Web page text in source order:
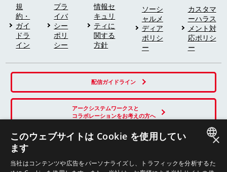
規
約・
ガイ
ドラ
イン
プラ
イバ
シー
ポリ
シー
情報セ
キュリ
ティに
関する
方針
ソーシ
ャルメ
ディア
ポリシ
ー
カスタマ
ーハラス
メント対
応ポリシ
ー
配信ガイドライン
アークシステムワークスと
コラボレーションをお考えの方へ
SNS
×
このウェブサイトは Cookie を使用してい
ます
当社はコンテンツや広告をパーソナライズし、トラフィックを分析するた